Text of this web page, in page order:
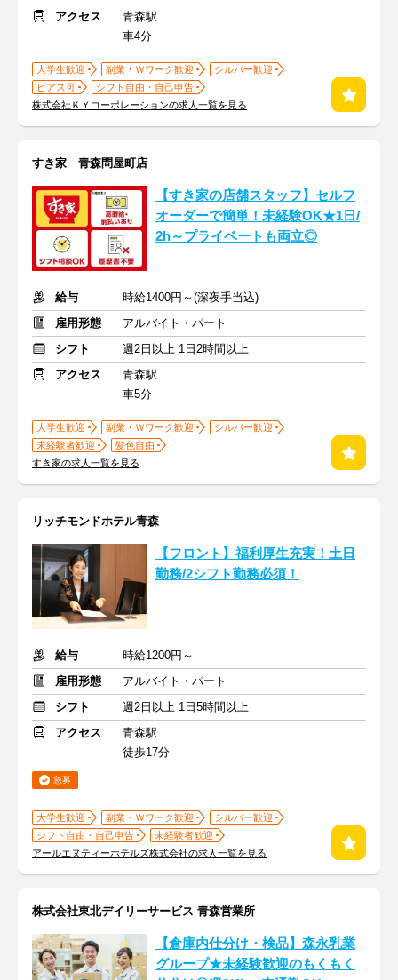
アクセス
青森駅
車4分
大学生歓迎 副業・Ｗワーク歓迎
シルバー歓迎
ピアス可
シフト自由・自己申告
株式会社ＫＹコーポレーションの求人一覧を見る
すき家 青森問屋町店
【すき家の店舗スタッフ】セルフ
オーダーで簡単！未経験OK★1日/
2h～プライベートも両立◎
給与
時給1400円～(深夜手当込)
雇用形態
アルバイト・パート
シフト
週2日以上 1日2時間以上
アクセス
青森駅
車5分
大学生歓迎 副業・Ｗワーク歓迎
シルバー歓迎
未経験者歓迎
髪色自由
すき家の求人一覧を見る
リッチモンドホテル青森
【フロント】福利厚生充実！土日
勤務/2シフト勤務必須！
給与
時給1200円～
雇用形態
アルバイト・パート
シフト
週2日以上 1日5時間以上
アクセス
青森駅
徒歩17分
急募
大学生歓迎 副業・Ｗワーク歓迎
シルバー歓迎
シフト自由・自己申告
未経験者歓迎
アールエヌティーホテルズ株式会社の求人一覧を見る
株式会社東北デイリーサービス 青森営業所
【倉庫内仕分け・検品】森永乳業
グループ★未経験歓迎のもくもく